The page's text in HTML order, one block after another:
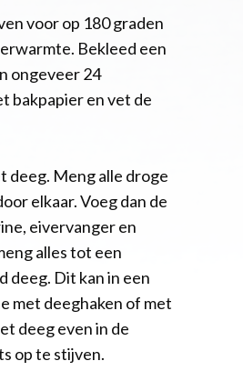
voor op 180 graden
Bekleed een
ongeveer 24
bakpapier en vet de
deeg. Meng alle droge
elkaar. Voeg dan de
eivervanger en
alles tot een
deeg. Dit kan in een
met deeghaken of met
deeg even in de
op te stijven.